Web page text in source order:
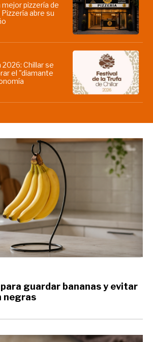
pizzería de
abre su
2026: Chillar se
el "diamante
guardar bananas y evitar
negras